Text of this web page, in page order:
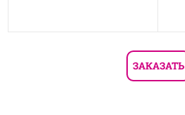
ЗАКАЗАТЬ